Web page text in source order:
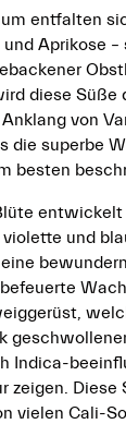
entfalten
Aprikose
diese Süße
von
die superbe
besten
und
Indica-
zeigen.
vielen Cali-